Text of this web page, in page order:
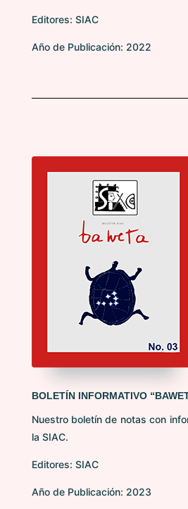
Editores: SIAC
Año de Publicación: 2022
BOLETÍN INFORMATIVO
Nuestro boletín de notas con
la SIAC.
Editores: SIAC
Año de Publicación: 2023